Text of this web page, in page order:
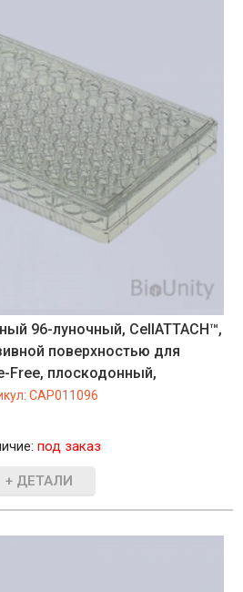
96-луночный, CellATTACH™,
поверхностью для
Free, плоскодонный,
CAP011096
под заказ
+ ДЕТАЛИ